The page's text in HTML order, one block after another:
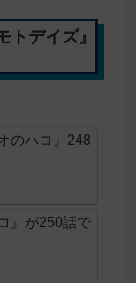
デイズ』
のハコ』248
』が250話で